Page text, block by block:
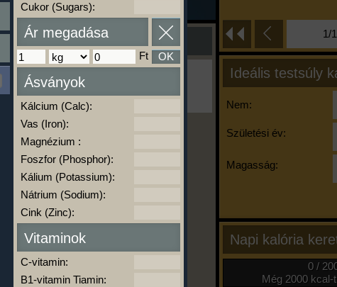
1/
Ideális testsúly
Nem:
Születési év:
Magasság:
Napi kalória
0 /
Még 2000 kcal-
Ha ma már nem eszel/sportolsz többet,
kattints a kiértékelésre!
A Kalória Szimulátor Prémium funkció.
kalóriabázis.hu
-
Cukor (Sugars):
Ár megadása
Ft OK
Ásványok
Kálcium (Calc):
Vas (Iron):
Magnézium :
Foszfor (Phosphor):
Kálium (Potassium):
Nátrium (Sodium):
Cink (Zinc):
Vitaminok
C-vitamin:
B1-vitamin Tiamin: